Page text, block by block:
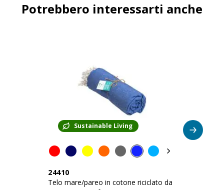
Potrebbero interessarti anche
Sustainable Living
24410
Telo mare/pareo in cotone riciclato da